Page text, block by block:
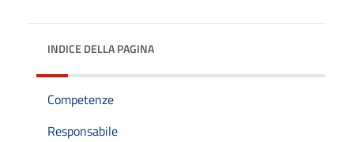
INDICE DELLA PAGINA
Competenze
Responsabile